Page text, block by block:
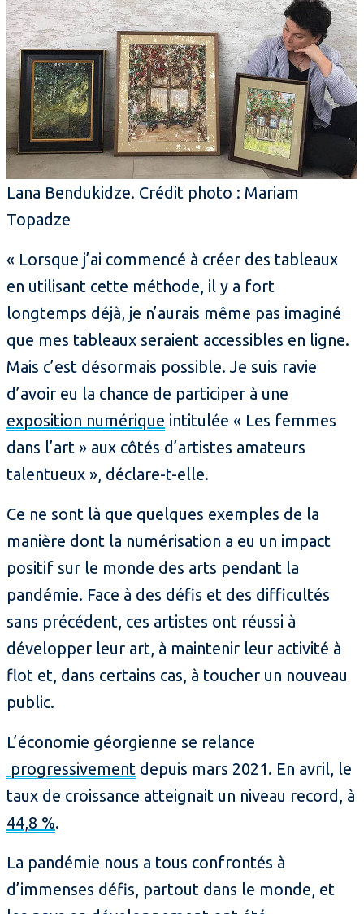
Lana Bendukidze. Crédit photo : Mariam
Topadze
« Lorsque j’ai commencé à créer des tableaux
en utilisant cette méthode, il y a fort
longtemps déjà, je n’aurais même pas imaginé
que mes tableaux seraient accessibles en ligne.
Mais c’est désormais possible. Je suis ravie
d’avoir eu la chance de participer à une
exposition numérique intitulée « Les femmes
dans l’art » aux côtés d’artistes amateurs
talentueux », déclare-t-elle.
Ce ne sont là que quelques exemples de la
manière dont la numérisation a eu un impact
positif sur le monde des arts pendant la
pandémie. Face à des défis et des difficultés
sans précédent, ces artistes ont réussi à
développer leur art, à maintenir leur activité à
flot et, dans certains cas, à toucher un nouveau
public.
L’économie géorgienne se relance
progressivement depuis mars 2021. En avril, le
taux de croissance atteignait un niveau record, à
44,8 %.
La pandémie nous a tous confrontés à
d’immenses défis, partout dans le monde, et